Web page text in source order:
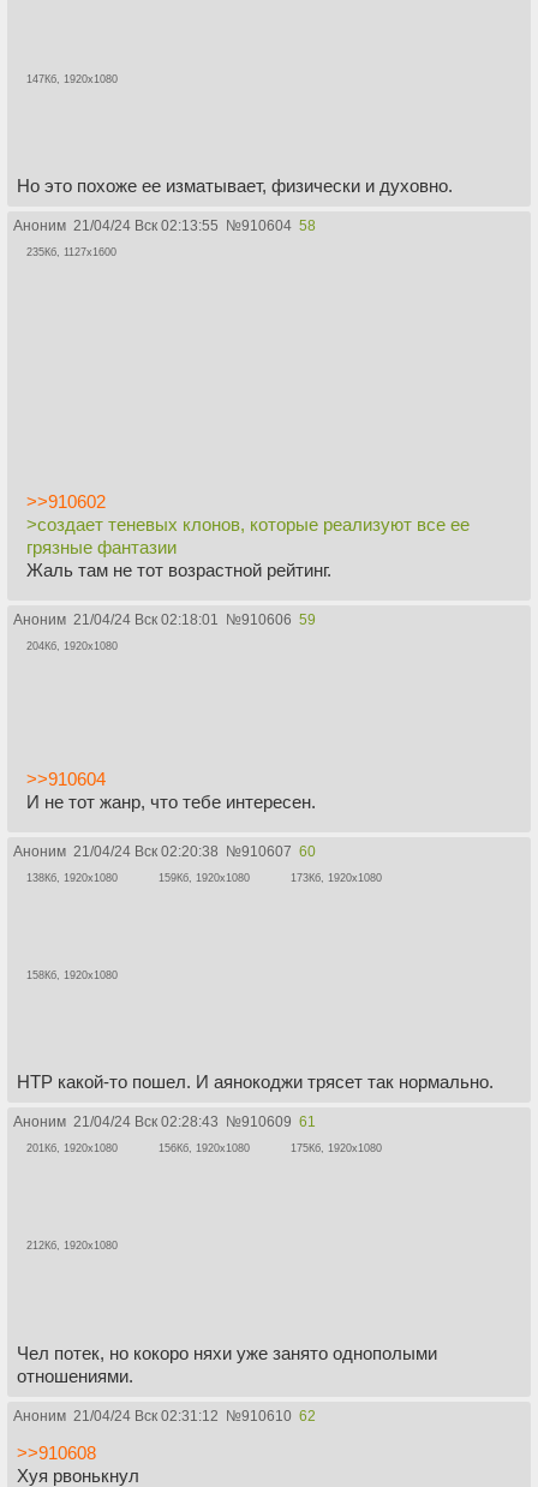
147Кб, 1920x1080
Но это похоже ее изматывает, физически и духовно.
Аноним 21/04/24 Вск 02:13:55 №910604 58
235Кб, 1127x1600
>>910602
>создает теневых клонов, которые реализуют все ее
грязные фантазии
Жаль там не тот возрастной рейтинг.
Аноним 21/04/24 Вск 02:18:01 №910606 59
204Кб, 1920x1080
>>910604
И не тот жанр, что тебе интересен.
Аноним 21/04/24 Вск 02:20:38 №910607 60
138Кб, 1920x1080 159Кб, 1920x1080 173Кб, 1920x1080
158Кб, 1920x1080
НТР какой-то пошел. И аянокоджи трясет так нормально.
Аноним 21/04/24 Вск 02:28:43 №910609 61
201Кб, 1920x1080 156Кб, 1920x1080 175Кб, 1920x1080
212Кб, 1920x1080
Чел потек, но кокоро няхи уже занято однополыми
отношениями.
Аноним 21/04/24 Вск 02:31:12 №910610 62
>>910608
Хуя рвонькнул